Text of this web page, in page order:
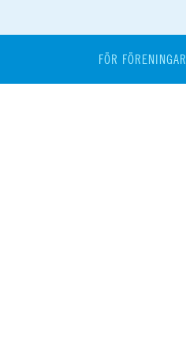
FÖR FÖRENINGAR